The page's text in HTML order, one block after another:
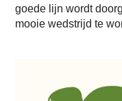
goede lijn wordt
mooie wedstrijd te